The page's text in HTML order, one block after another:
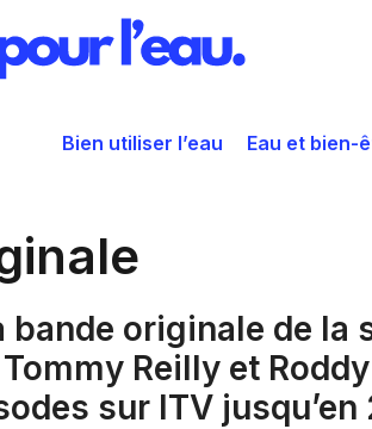
Bien utiliser l’eau Eau et bien-
bande originale de la
Reilly et
sur ITV jusqu’en